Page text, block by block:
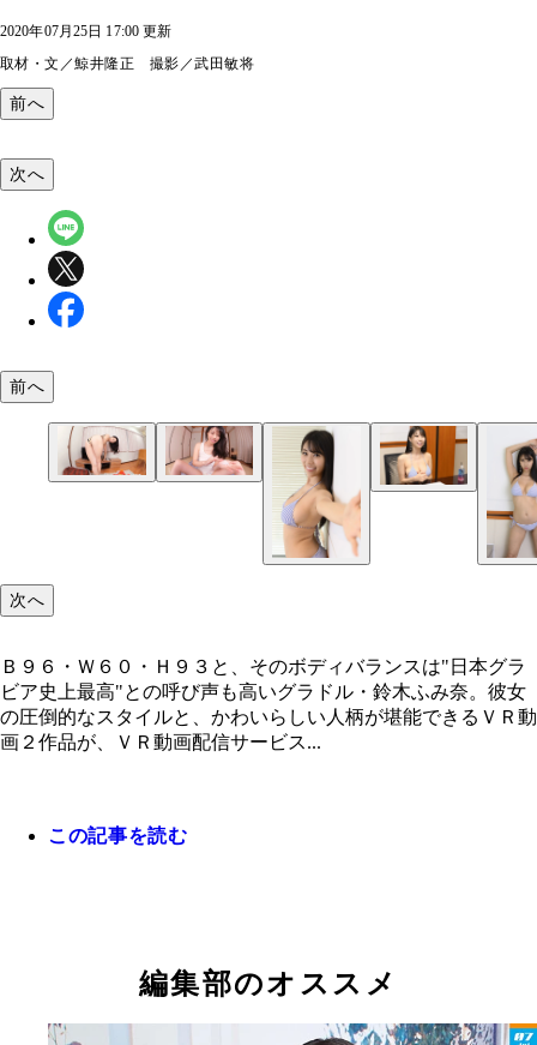
2020年07月25日 17:00 更新
取材・文／鯨井隆正 撮影／武田敏将
前へ
次へ
前へ
次へ
Ｂ９６・Ｗ６０・Ｈ９３と、そのボディバランスは"日本グラ
ビア史上最高"との呼び声も高いグラドル・鈴木ふみ奈。彼女
の圧倒的なスタイルと、かわいらしい人柄が堪能できるＶＲ動
画２作品が、ＶＲ動画配信サービス...
この記事を読む
編集部のオススメ